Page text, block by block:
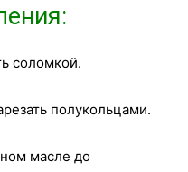
соломкой.
полукольцами.
масле до